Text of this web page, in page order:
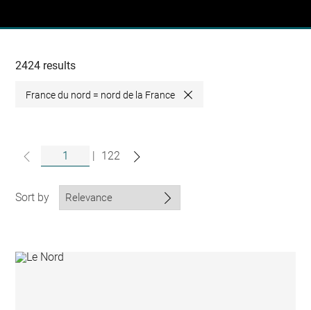
Recherche
collections
2424 results
France du nord = nord de la France Close
122
Sort by